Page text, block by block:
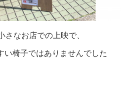
なお店での上映で、
い椅子ではありませんでした